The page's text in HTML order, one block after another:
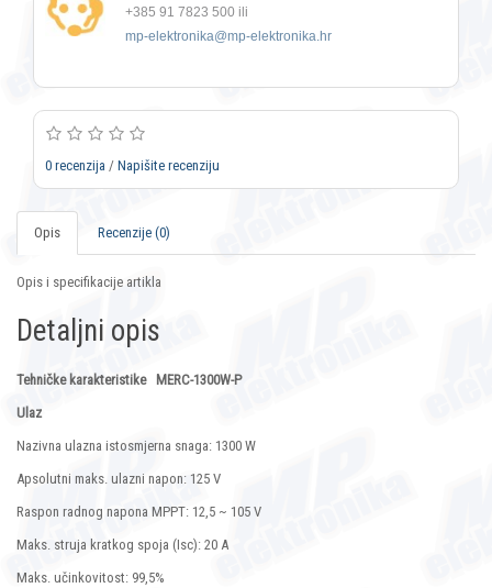
+385 91 7823 500 ili
mp-elektronika@mp-elektronika.hr
0 recenzija / Napišite recenziju
Opis Recenzije (0)
Opis i specifikacije artikla
Detaljni opis
Tehničke karakteristike MERC-1300W-P
Ulaz
Nazivna ulazna istosmjerna snaga: 1300 W
Apsolutni maks. ulazni napon: 125 V
Raspon radnog napona MPPT: 12,5 ~ 105 V
Maks. struja kratkog spoja (Isc): 20 A
Maks. učinkovitost: 99,5%